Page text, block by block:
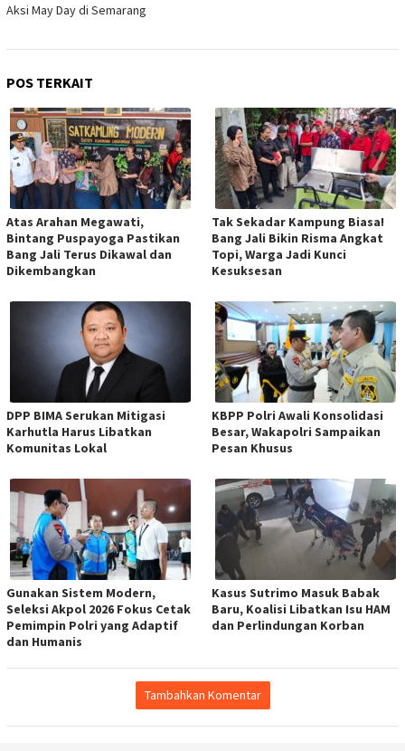
Aksi May Day di Semarang
POS TERKAIT
Atas Arahan Megawati,
Bintang Puspayoga Pastikan
Bang Jali Terus Dikawal dan
Dikembangkan
Tak Sekadar Kampung Biasa!
Bang Jali Bikin Risma Angkat
Topi, Warga Jadi Kunci
Kesuksesan
DPP BIMA Serukan Mitigasi
Karhutla Harus Libatkan
Komunitas Lokal
KBPP Polri Awali Konsolidasi
Besar, Wakapolri Sampaikan
Pesan Khusus
Gunakan Sistem Modern,
Seleksi Akpol 2026 Fokus Cetak
Pemimpin Polri yang Adaptif
dan Humanis
Kasus Sutrimo Masuk Babak
Baru, Koalisi Libatkan Isu HAM
dan Perlindungan Korban
Tambahkan Komentar